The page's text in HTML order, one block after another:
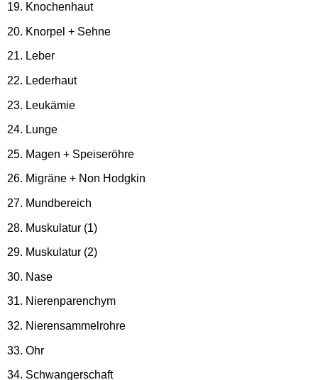
Knochenhaut
Knorpel + Sehne
Leber
Lederhaut
Leukämie
Lunge
Magen + Speiseröhre
Migräne + Non Hodgkin
Mundbereich
Muskulatur (1)
Muskulatur (2)
Nase
Nierenparenchym
Nierensammelrohre
Ohr
Schwangerschaft